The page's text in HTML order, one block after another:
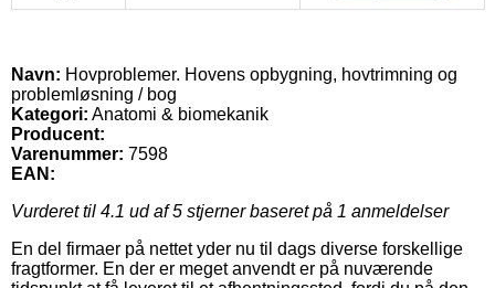
Navn: Hovproblemer. Hovens opbygning, hovtrimning og
problemløsning / bog
Kategori: Anatomi & biomekanik
Producent:
Varenummer: 7598
EAN:
Vurderet til 4.1 ud af 5 stjerner baseret på 1 anmeldelser
En del firmaer på nettet yder nu til dags diverse forskellige
fragtformer. En der er meget anvendt er på nuværende